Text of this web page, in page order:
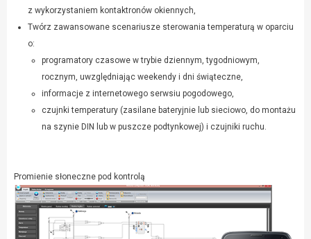
z wykorzystaniem kontaktronów okiennych,
Twórz zawansowane scenariusze sterowania temperaturą w oparciu
o:
programatory czasowe w trybie dziennym, tygodniowym,
rocznym, uwzględniając weekendy i dni świąteczne,
informacje z internetowego serwsiu pogodowego,
czujnki temperatury (zasilane bateryjnie lub sieciowo, do montażu
na szynie DIN lub w puszcze podtynkowej) i czujniki ruchu.
Promienie słoneczne pod kontrolą